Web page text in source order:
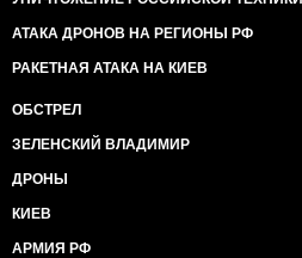
АТАКА ДРОНОВ НА РЕГИОНЫ РФ
РАКЕТНАЯ АТАКА НА КИЕВ
ОБСТРЕЛ
ЗЕЛЕНСКИЙ ВЛАДИМИР
ДРОНЫ
КИЕВ
АРМИЯ РФ